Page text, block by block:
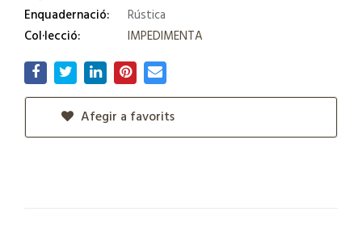
Enquadernació:
Rústica
Col·lecció:
IMPEDIMENTA
Afegir a favorits